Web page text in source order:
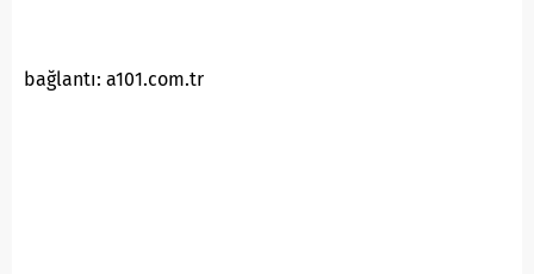
bağlantı: a101.com.tr